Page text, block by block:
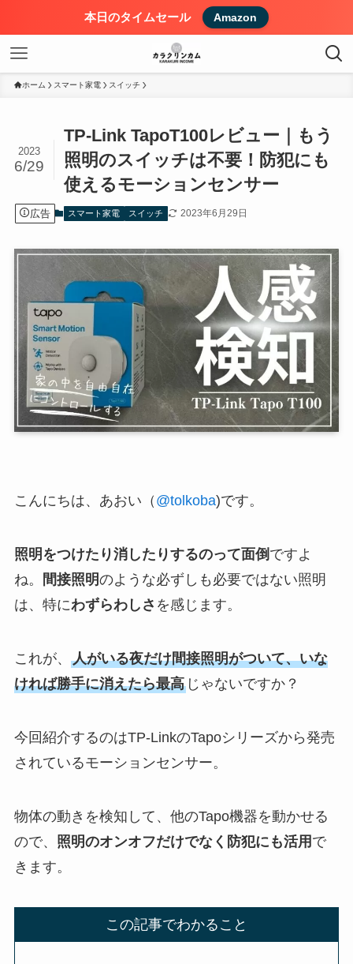
本日のタイムセール Amazon
ホーム スマート家電 スイッチ
TP-Link TapoT100レビュー｜もう
照明のスイッチは不要！防犯にも
使えるモーションセンサー
2023
6/29
広告 スマート家電 スイッチ 2023年6月29日
こんにちは、あおい（ @tolkoba)です。
照明をつけたり消したりするのって面倒 ですよ
ね。
間接照明のような必ずしも必要ではない照明
は、特にわずらわしさ を感じます。
これが、 人がいる夜だけ間接照明がついて、いな
ければ勝手に消えたら最高じゃないですか？
今回紹介するのはTP-LinkのTapoシリーズから発売
されているモーションセンサー。
物体の動きを検知して、他のTapo機器を動かせる
ので、 照明のオンオフだけでなく防犯にも活用 で
きます。
この記事でわかること